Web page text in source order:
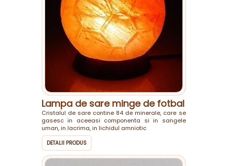
Lampa de sare minge de fotbal
Cristalul de sare contine 84 de minerale, care se
gasesc in aceeasi componenta si in sangele
uman, in lacrima, in lichidul amniotic
DETALII PRODUS